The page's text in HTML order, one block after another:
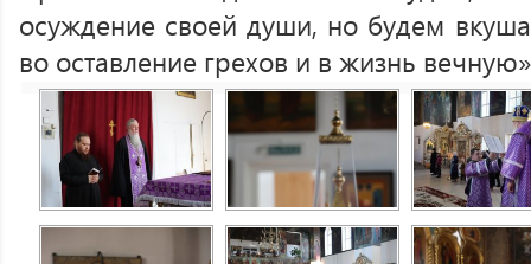
осуждение своей души, но будем
во оставление грехов и в жизнь